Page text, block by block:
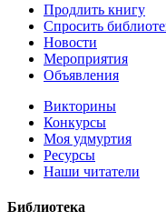
Продлить книгу
Спросить
Новости
Мероприятия
Объявления
Викторины
Конкурсы
Моя удмуртия
Ресурсы
Наши читатели
Библиотека